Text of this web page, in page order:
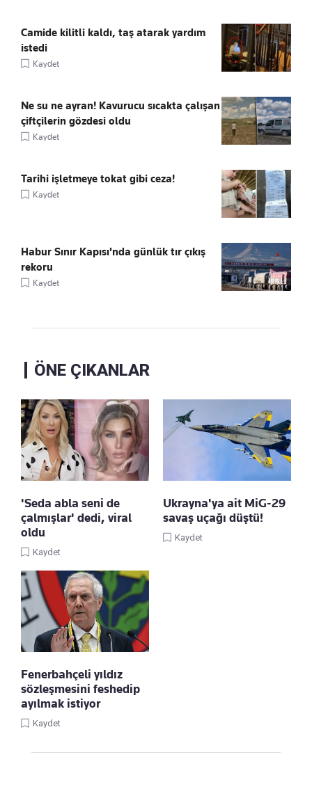
Camide kilitli kaldı, taş atarak yardım
istedi
Kaydet
Ne su ne ayran! Kavurucu sıcakta çalışan
çiftçilerin gözdesi oldu
Kaydet
Tarihi işletmeye tokat gibi ceza!
Kaydet
Habur Sınır Kapısı'nda günlük tır çıkış
rekoru
Kaydet
ÖNE ÇIKANLAR
'Seda abla seni de
çalmışlar' dedi, viral
oldu
Kaydet
Ukrayna'ya ait MiG-29
savaş uçağı düştü!
Kaydet
Fenerbahçeli yıldız
sözleşmesini feshedip
ayılmak istiyor
Kaydet